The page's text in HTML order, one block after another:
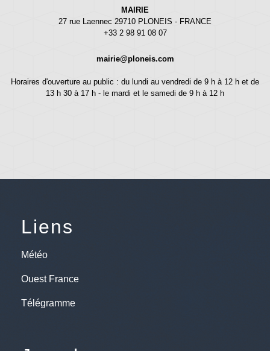
MAIRIE
27 rue Laennec 29710 PLONEIS - FRANCE
+33 2 98 91 08 07
mairie@ploneis.com
Horaires d'ouverture au public : du lundi au vendredi de 9 h à 12 h et de
13 h 30 à 17 h - le mardi et le samedi de 9 h à 12 h
Liens
Météo
Ouest France
Télégramme